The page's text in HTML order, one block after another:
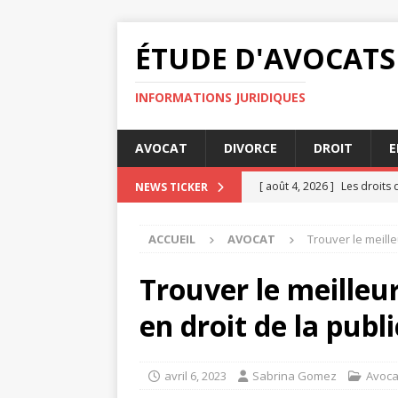
ÉTUDE
INFORMATIONS JURIDIQUES
AVOCAT DIVORCE DROIT
NEWS TICKER [ août 4, 2026 ] Les droits
JURIDIQUE
[ août 3, 2026 ] Pourquoi
[ août 2, 2026 ] Règles de
Délai
ACCUEIL AVOCAT Trouver le
Trouver le
en droit de la
avril 6, 2023 Sabrina Gomez